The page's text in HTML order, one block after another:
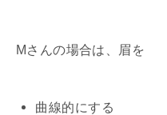
Mさんの場合は、眉を
曲線的にする